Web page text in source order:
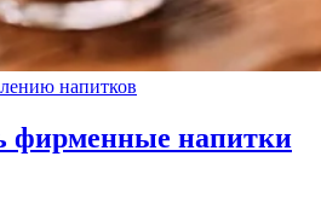
напитков
фирменные напитки